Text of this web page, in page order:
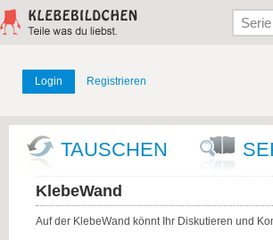
Login Registrieren
TAUSCHEN
KlebeWand
Auf der KlebeWand könnt Ihr Diskutieren und